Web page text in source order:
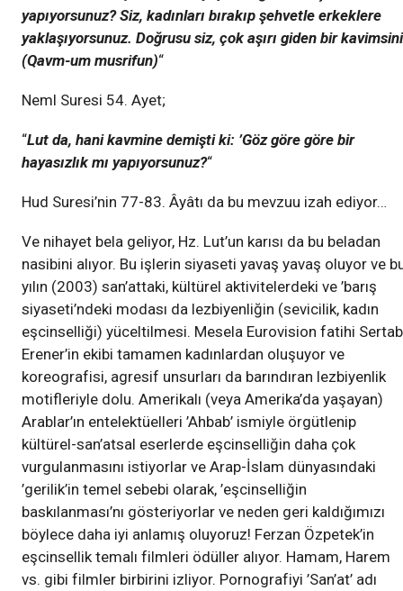
yapıyorsunuz? Siz, kadınları bırakıp şehvetle erkeklere
yaklaşıyorsunuz. Doğrusu siz, çok aşırı giden bir
(Qavm-um musrifun)“
Neml Suresi 54. Ayet;
“Lut da, hani kavmine demişti ki: ’Göz göre göre bir
hayasızlık mı yapıyorsunuz?“
Hud Suresi’nin 77-83. Âyâtı da bu mevzuu izah ediyor…
Ve nihayet bela geliyor, Hz. Lut’un karısı da bu beladan
nasibini alıyor. Bu işlerin siyaseti yavaş yavaş oluyor ve
yılın (2003) san’attaki, kültürel aktivitelerdeki ve ’barış
siyaseti’ndeki modası da lezbiyenliğin (sevicilik, kadın
eşcinselliği) yüceltilmesi. Mesela Eurovision fatihi Sertab
Erener’in ekibi tamamen kadınlardan oluşuyor ve
koreografisi, agresif unsurları da barındıran lezbiyenlik
motifleriyle dolu. Amerikalı (veya Amerika’da yaşayan)
Arablar’ın entelektüelleri ’Ahbab’ ismiyle örgütlenip
kültürel-san’atsal eserlerde eşcinselliğin daha çok
vurgulanmasını istiyorlar ve Arap-İslam dünyasındaki
’gerilik’in temel sebebi olarak, ’eşcinselliğin
baskılanması’nı gösteriyorlar ve neden geri kaldığımızı
böylece daha iyi anlamış oluyoruz! Ferzan Özpetek’in
eşcinsellik temalı filmleri ödüller alıyor. Hamam, Harem
vs. gibi filmler birbirini izliyor. Pornografiyi ’San’at’ adı